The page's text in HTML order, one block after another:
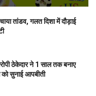
तांडव, गलत दिशा में दौड़ाई
ठेकेदार ने 1 साल तक बनाए
को सुनाई आपबीती